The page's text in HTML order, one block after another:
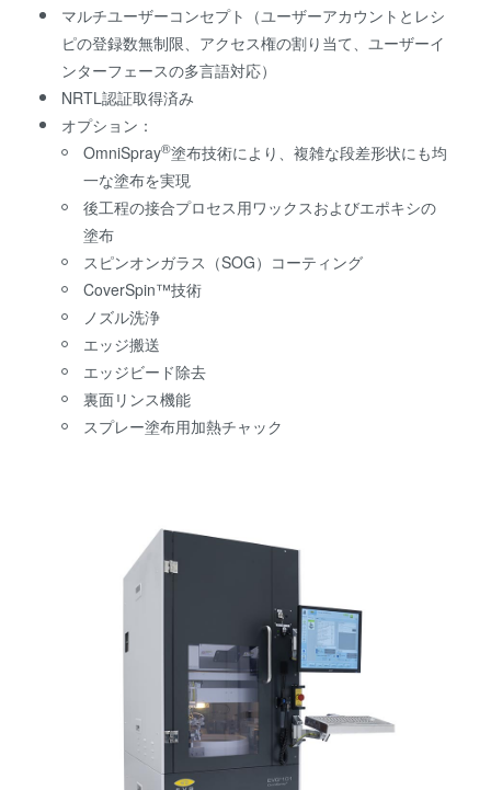
マルチユーザーコンセプト（ユーザーアカウントとレシ
ピの登録数無制限、アクセス権の割り当て、ユーザーイ
ンターフェースの多言語対応）
NRTL認証取得済み
オプション：
OmniSpray®塗布技術により、複雑な段差形状にも均
一な塗布を実現
後工程の接合プロセス用ワックスおよびエポキシの
塗布
スピンオンガラス（SOG）コーティング
CoverSpin™技術
ノズル洗浄
エッジ搬送
エッジビード除去
裏面リンス機能
スプレー塗布用加熱チャック